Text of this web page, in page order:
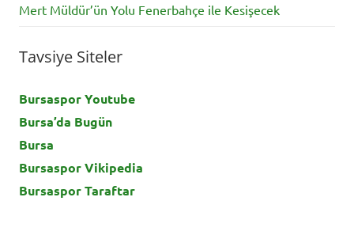
Mert Müldür’ün Yolu Fenerbahçe ile Kesişecek
Tavsiye Siteler
Bursaspor Youtube
Bursa’da Bugün
Bursa
Bursaspor Vikipedia
Bursaspor Taraftar